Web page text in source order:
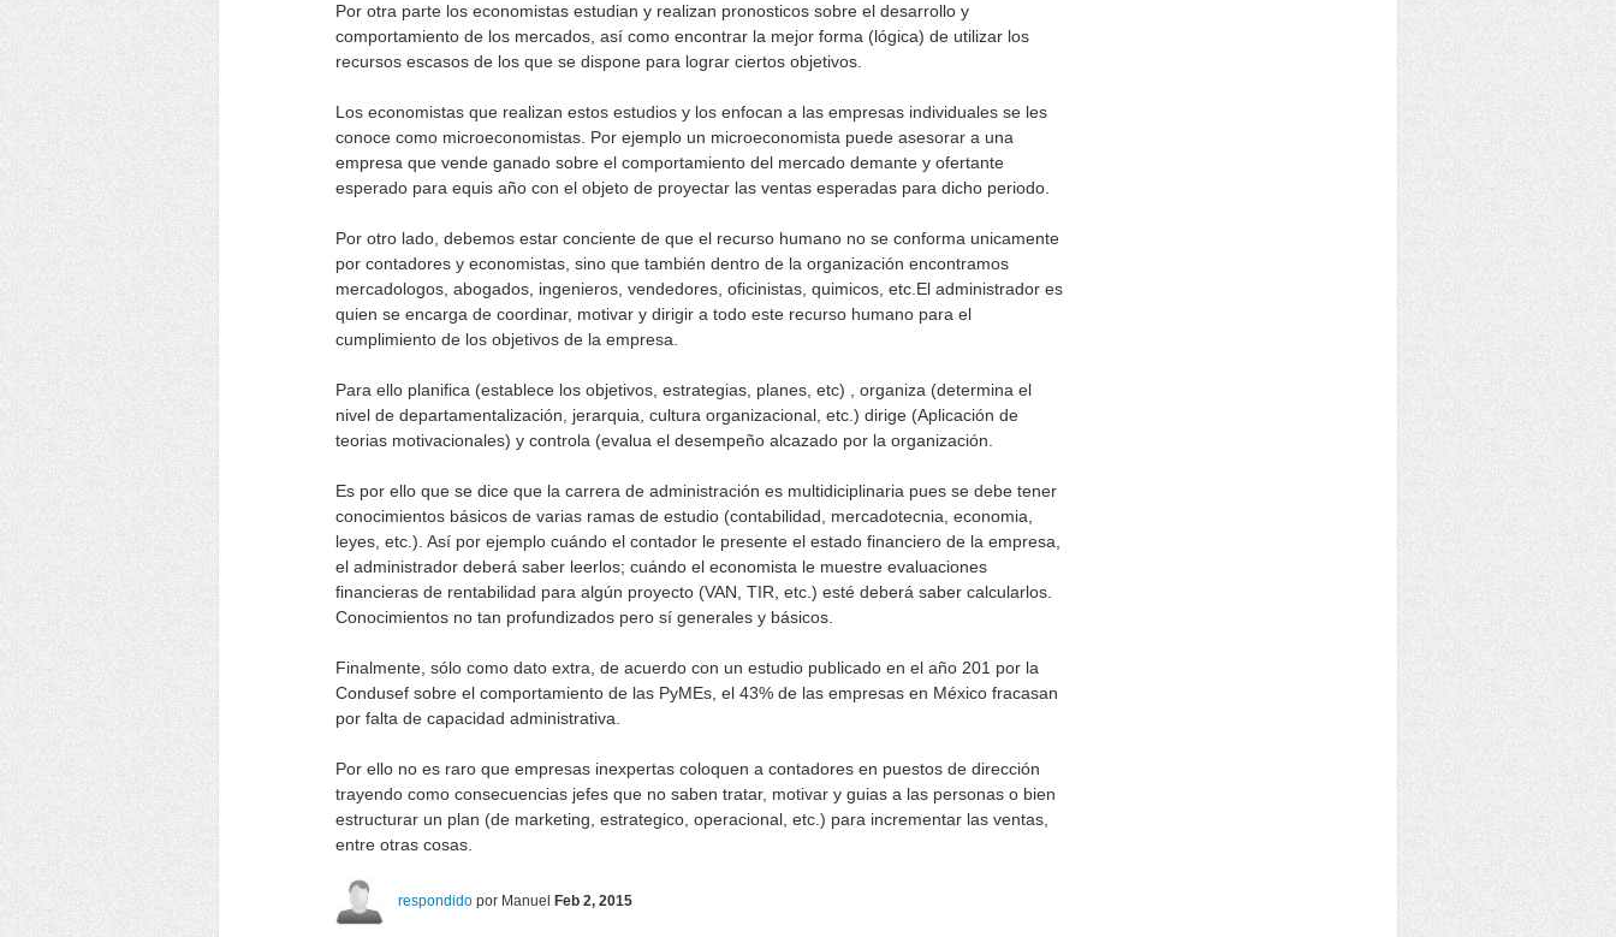
Por otra parte los economistas estudian y realizan pronosticos sobre el desarrollo y
comportamiento de los mercados, así como encontrar la mejor forma (lógica) de utilizar los
recursos escasos de los que se dispone para lograr ciertos objetivos.
Los economistas que realizan estos estudios y los enfocan a las empresas individuales se les
conoce como microeconomistas. Por ejemplo un microeconomista puede asesorar a una
empresa que vende ganado sobre el comportamiento del mercado demante y ofertante
esperado para equis año con el objeto de proyectar las ventas esperadas para dicho periodo.
Por otro lado, debemos estar conciente de que el recurso humano no se conforma unicamente
por contadores y economistas, sino que también dentro de la organización encontramos
mercadologos, abogados, ingenieros, vendedores, oficinistas, quimicos, etc.El administrador es
quien se encarga de coordinar, motivar y dirigir a todo este recurso humano para el
cumplimiento de los objetivos de la empresa.
Para ello planifica (establece los objetivos, estrategias, planes, etc) , organiza (determina el
nivel de departamentalización, jerarquia, cultura organizacional, etc.) dirige (Aplicación de
teorias motivacionales) y controla (evalua el desempeño alcazado por la organización.
Es por ello que se dice que la carrera de administración es multidiciplinaria pues se debe tener
conocimientos básicos de varias ramas de estudio (contabilidad, mercadotecnia, economia,
leyes, etc.). Así por ejemplo cuándo el contador le presente el estado financiero de la empresa,
el administrador deberá saber leerlos; cuándo el economista le muestre evaluaciones
financieras de rentabilidad para algún proyecto (VAN, TIR, etc.) esté deberá saber calcularlos.
Conocimientos no tan profundizados pero sí generales y básicos.
Finalmente, sólo como dato extra, de acuerdo con un estudio publicado en el año 201 por la
Condusef sobre el comportamiento de las PyMEs, el 43% de las empresas en México fracasan
por falta de capacidad administrativa.
Por ello no es raro que empresas inexpertas coloquen a contadores en puestos de dirección
trayendo como consecuencias jefes que no saben tratar, motivar y guias a las personas o bien
estructurar un plan (de marketing, estrategico, operacional, etc.) para incrementar las ventas,
entre otras cosas.
respondido por Manuel Feb 2, 2015